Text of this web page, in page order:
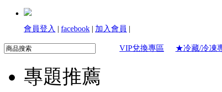
會員登入 | facebook | 加入會員 |
VIP兌換專區 ★冷藏/冷凍
專題推薦